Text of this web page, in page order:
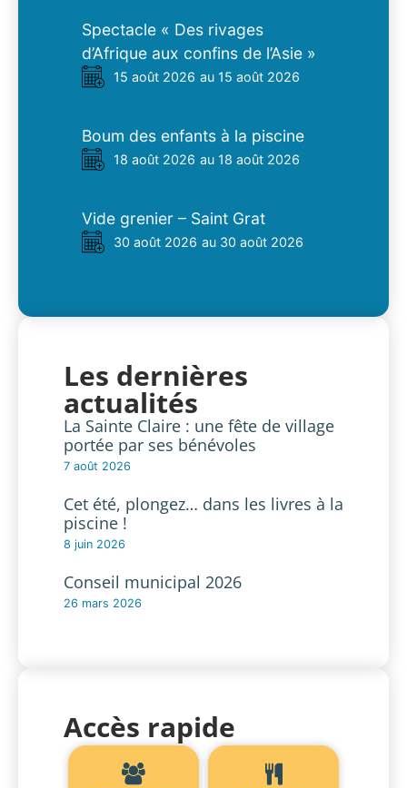
Spectacle « Des rivages
d’Afrique aux confins de l’Asie »
15 août 2026 au 15 août 2026
Boum des enfants à la piscine
18 août 2026 au 18 août 2026
Vide grenier – Saint Grat
30 août 2026 au 30 août 2026
Les dernières
actualités
La Sainte Claire : une fête de village
portée par ses bénévoles
7 août 2026
Cet été, plongez… dans les livres à la
piscine !
8 juin 2026
Conseil municipal 2026
26 mars 2026
Accès rapide